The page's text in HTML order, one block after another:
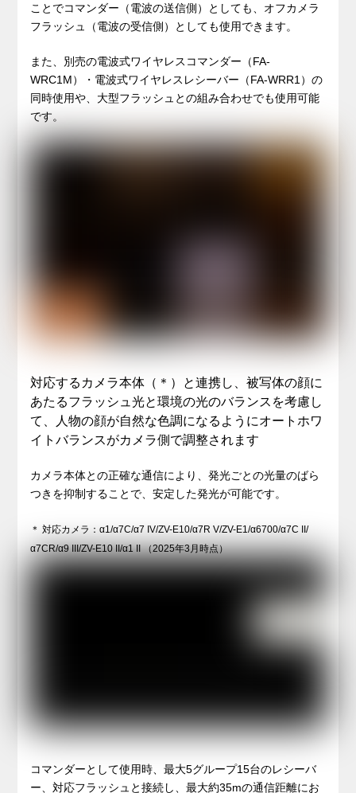
ことでコマンダー（電波の送信側）としても、オフカメラ
フラッシュ（電波の受信側）としても使用できます。
また、別売の電波式ワイヤレスコマンダー（FA-
WRC1M）・電波式ワイヤレスレシーバー（FA-WRR1）の
同時使用や、大型フラッシュとの組み合わせでも使用可能
です。
対応するカメラ本体（＊）と連携し、被写体の顔に
あたるフラッシュ光と環境の光のバランスを考慮し
て、人物の顔が自然な色調になるようにオートホワ
イトバランスがカメラ側で調整されます
カメラ本体との正確な通信により、発光ごとの光量のばら
つきを抑制することで、安定した発光が可能です。
＊ 対応カメラ：α1/α7C/α7 IV/ZV-E10/α7R V/ZV-E1/α6700/α7C II/
α7CR/α9 III/ZV-E10 II/α1 II （2025年3月時点）
コマンダーとして使用時、最大5グループ15台のレシーバ
ー、対応フラッシュと接続し、最大約35mの通信距離にお